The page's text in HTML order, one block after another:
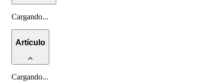
Cargando...
Artículo
Cargando...